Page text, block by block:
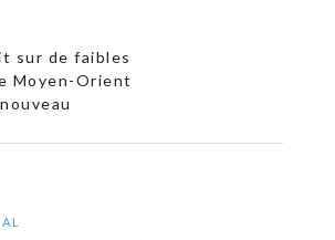
sur de faibles
Moyen-Orient